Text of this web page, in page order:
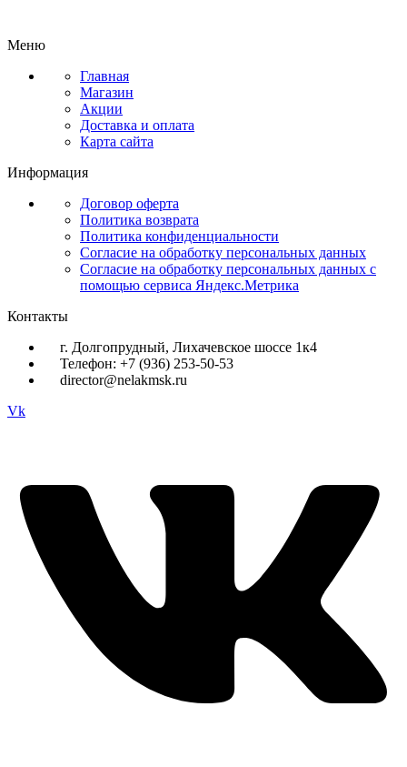
Меню
Главная
Магазин
Акции
Доставка и оплата
Карта сайта
Информация
Договор оферта
Политика возврата
Политика конфиденциальности
Согласие на обработку персональных данных
Согласие на обработку персональных данных с
помощью сервиса Яндекс.Метрика
Контакты
г. Долгопрудный, Лихачевское шоссе 1к4
Телефон: +7 (936) 253-50-53
director@nelakmsk.ru
Vk